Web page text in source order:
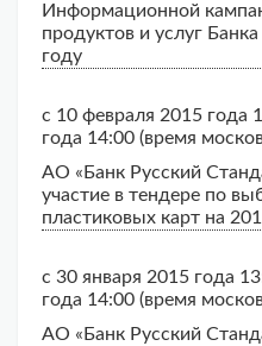
Информационной
продуктов и услуг
году
с 10 февраля 2015 года
года 14:00 (время
АО «Банк Русский
участие в тендере по
пластиковых карт на
с 30 января 2015 года
года 14:00 (время
АО «Банк Русский